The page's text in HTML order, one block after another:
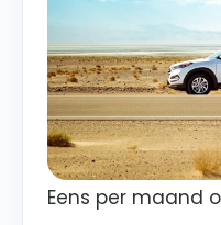
Eens per maand